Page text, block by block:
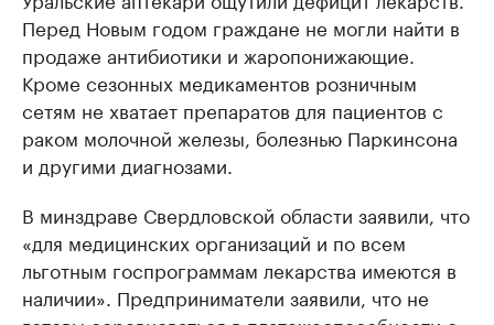
Перед Новым годом граждане не могли найти в
продаже антибиотики и жаропонижающие.
Кроме сезонных медикаментов розничным
сетям не хватает препаратов для пациентов с
раком молочной железы, болезнью Паркинсона
и другими диагнозами.
В минздраве Свердловской области заявили, что
«для медицинских организаций и по всем
льготным госпрограммам лекарства имеются в
наличии». Предприниматели заявили, что не